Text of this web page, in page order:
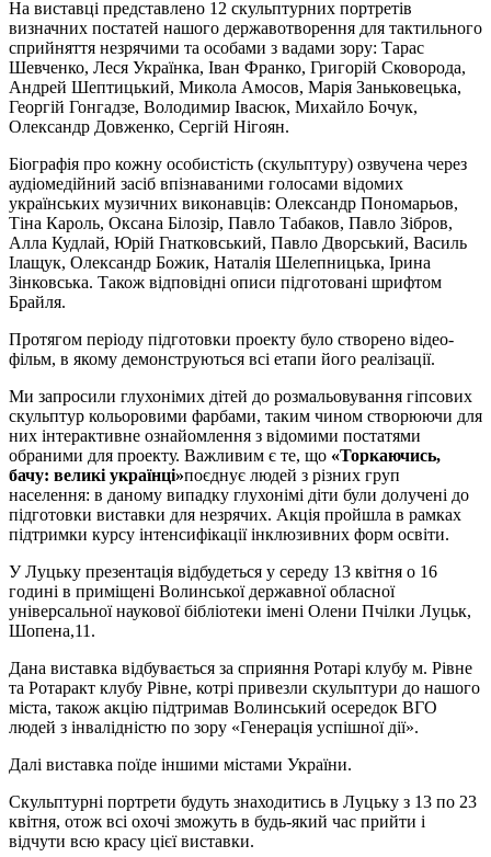
На виставці представлено 12 скульптурних портретів
визначних постатей нашого державотворення для тактильного
сприйняття незрячими та особами з вадами зору: Тарас
Шевченко, Леся Українка, Іван Франко, Григорій Сковорода,
Андрей Шептицький, Микола Амосов, Марія Заньковецька,
Георгій Гонгадзе, Володимир Івасюк, Михайло Бочук,
Олександр Довженко, Сергій Нігоян.
Біографія про кожну особистість (скульптуру) озвучена через
аудіомедійний засіб впізнаваними голосами відомих
українських музичних виконавців: Олександр Пономарьов,
Тіна Кароль, Оксана Білозір, Павло Табаков, Павло Зібров,
Алла Кудлай, Юрій Гнатковський, Павло Дворський, Василь
Ілащук, Олександр Божик, Наталія Шелепницька, Ірина
Зінковська. Також відповідні описи підготовані шрифтом
Брайля.
Протягом періоду підготовки проекту було створено відео-
фільм, в якому демонструються всі етапи його реалізації.
Ми запросили глухонімих дітей до розмальовування гіпсових
скульптур кольоровими фарбами, таким чином створюючи для
них інтерактивне ознайомлення з відомими постатями
обраними для проекту. Важливим є те, що «Торкаючись,
бачу: великі українці»поєднує людей з різних груп
населення: в даному випадку глухонімі діти були долучені до
підготовки виставки для незрячих. Акція пройшла в рамках
підтримки курсу інтенсифікації інклюзивних форм освіти.
У Луцьку презентація відбудеться у середу 13 квітня о 16
годині в приміщені Волинської державної обласної
універсальної наукової бібліотеки імені Олени Пчілки Луцьк,
Шопена,11.
Дана виставка відбувається за сприяння Ротарі клубу м. Рівне
та Ротаракт клубу Рівне, котрі привезли скульптури до нашого
міста, також акцію підтримав Волинський осередок ВГО
людей з інвалідністю по зору «Генерація успішної дії».
Далі виставка поїде іншими містами України.
Скульптурні портрети будуть знаходитись в Луцьку з 13 по 23
квітня, отож всі охочі зможуть в будь-який час прийти і
відчути всю красу цієї виставки.